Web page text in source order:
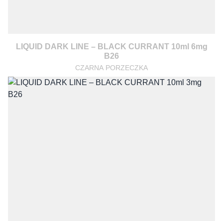
LIQUID DARK LINE – BLACK CURRANT 10ml 6mg
B26
CZARNA PORZECZKA